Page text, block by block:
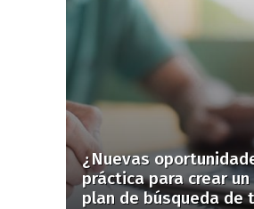
¿Nuevas
práctica para crear un
plan de búsqueda de